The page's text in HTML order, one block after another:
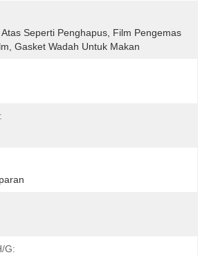
Seperti Penghapus, Film Pengemas
Gasket Wadah Untuk Makan
g: